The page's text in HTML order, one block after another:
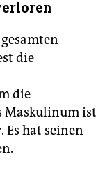
die
die
Maskulinum ist
Es hat seinen